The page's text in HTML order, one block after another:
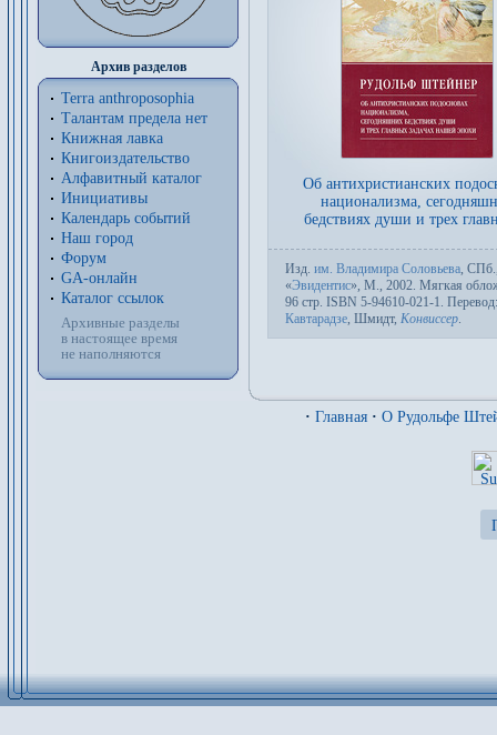
Архив разделов
Terra anthroposophia
Талантам предела нет
Книжная лавка
Книгоиздательство
Алфавитный каталог
Инициативы
Календарь событий
Наш город
Форум
GA-онлайн
Каталог ссылок
Архивные разделы
в настоящее время
не наполняются
Об антихристианских
национализма,
бедствиях души и трех
Изд. им. Владимира Соловьева, СПб.
«Эвидентис», М., 2002. Мяг­кая
96 стр. ISBN 5-94610-021-1. Пере­вод:
Кавтарадзе, Шмидт, Конвиссер.
· Главная · О Рудольфе